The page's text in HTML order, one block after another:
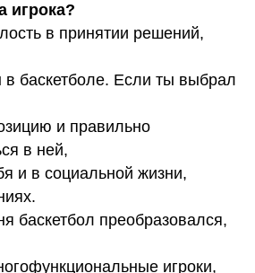
игрока?
в принятии решений,
в баскетболе. Если ты выбрал
и правильно
в ней,
и в социальной жизни,
баскетбол преобразовался,
игроки,